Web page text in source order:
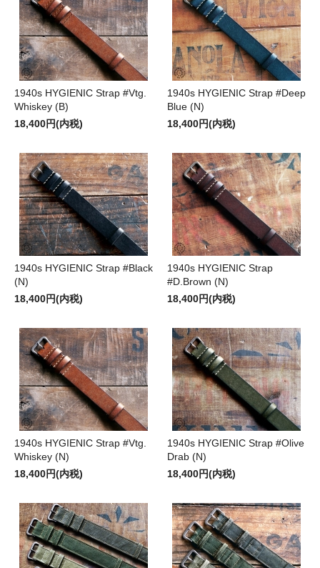
1940s HYGIENIC Strap #Vtg.
Whiskey (B)
18,400円(内税)
1940s HYGIENIC Strap #Deep
Blue (N)
18,400円(内税)
1940s HYGIENIC Strap #Black
(N)
18,400円(内税)
1940s HYGIENIC Strap
#D.Brown (N)
18,400円(内税)
1940s HYGIENIC Strap #Vtg.
Whiskey (N)
18,400円(内税)
1940s HYGIENIC Strap #Olive
Drab (N)
18,400円(内税)